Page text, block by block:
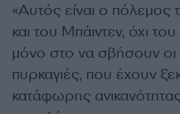
«Αυτός είναι ο πόλεμος
και του Μπάιντεν, όχι
μόνο στο να σβήσουν οι
πυρκαγιές, που έχουν
κατάφωρης